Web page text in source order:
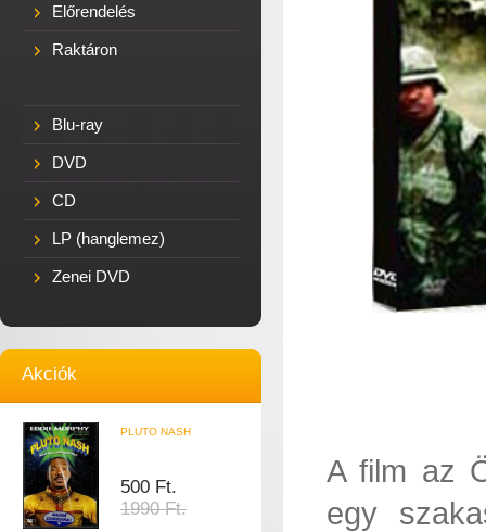
Előrendelés
Raktáron
Blu-ray
DVD
CD
LP (hanglemez)
Zenei DVD
Akciók
PLUTO NASH
500 Ft.
1990 Ft.
A film az
egy